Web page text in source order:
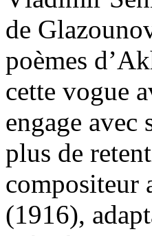
de
poèmes
cette vogue
engage avec
plus de
compositeur
(1916),